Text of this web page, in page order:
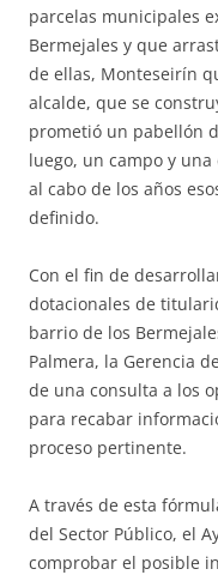
parcelas municipales
Bermejales y que
de ellas, Monteseirín
alcalde, que se
prometió un pabellón
luego, un campo y
al cabo de los años
definido.
Con el fin de
dotacionales de
barrio de los
Palmera, la Gerencia
de una consulta a los
para recabar
proceso pertinente.
A través de esta
del Sector Público, el
comprobar el posible